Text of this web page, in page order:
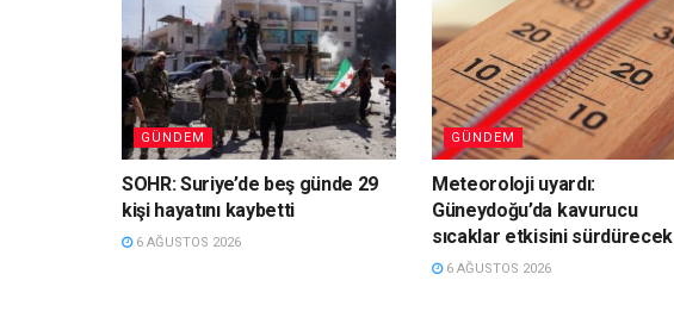
GÜNDEM
SOHR: Suriye’de beş günde 29
kişi hayatını kaybetti
6 AĞUSTOS 2026
GÜNDEM
Meteoroloji uyardı:
Güneydoğu’da kavurucu
sıcaklar etkisini sürdürecek
6 AĞUSTOS 2026